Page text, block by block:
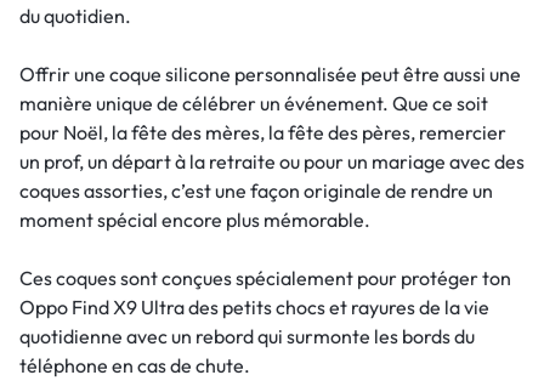
du quotidien.
Offrir une coque silicone personnalisée peut être aussi une
manière unique de célébrer un événement. Que ce soit
pour Noël, la fête des mères, la fête des pères, remercier
un prof, un départ à la retraite ou pour un mariage avec des
coques assorties, c’est une façon originale de rendre un
moment spécial encore plus mémorable.
Ces coques sont conçues spécialement pour protéger ton
Oppo Find X9 Ultra des petits chocs et rayures de la vie
quotidienne avec un rebord qui surmonte les bords du
téléphone en cas de chute.